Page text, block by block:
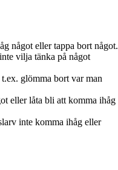
något eller tappa bort något.
vilja tänka på något
glömma bort var man
eller låta bli att komma ihåg
inte komma ihåg eller